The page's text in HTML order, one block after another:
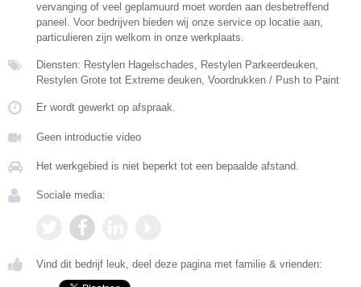
vervanging of veel geplamuurd moet worden aan desbetreffend
paneel. Voor bedrijven bieden wij onze service op locatie aan,
particulieren zijn welkom in onze werkplaats.
Diensten: Restylen Hagelschades, Restylen Parkeerdeuken,
Restylen Grote tot Extreme deuken, Voordrukken / Push to Paint
Er wordt gewerkt op afspraak.
Geen introductie video
Het werkgebied is niet beperkt tot een bepaalde afstand.
Sociale media:
Vind dit bedrijf leuk, deel deze pagina met familie & vrienden: